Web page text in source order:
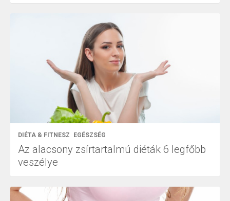
DIÉTA & FITNESZ EGÉSZSÉG
Az alacsony zsírtartalmú diéták 6 legfőbb
veszélye